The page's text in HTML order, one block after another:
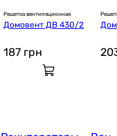
Решетка вентиляционная
Домовент ДВ 430/2
187 грн